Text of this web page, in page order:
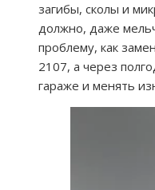
загибы, сколы и
должно, даже
проблему, как
2107, а через
гараже и менять